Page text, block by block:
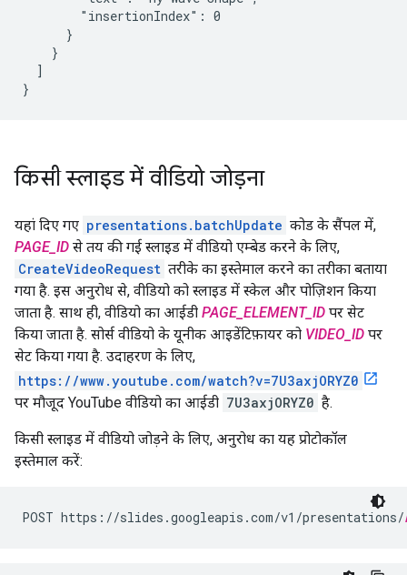
        "insertionIndex": 0
      }
    }
  ]
}
किसी स्लाइड में वीडियो जोड़ना
यहां दिए गए presentations.batchUpdate कोड के सैंपल में,
PAGE_ID से तय की गई स्लाइड में वीडियो एम्बेड करने के लिए,
CreateVideoRequest तरीके का इस्तेमाल करने का तरीका बताया
गया है. इस अनुरोध से, वीडियो को स्लाइड में स्केल और पोज़िशन किया
जाता है. साथ ही, वीडियो का आईडी PAGE_ELEMENT_ID पर सेट
किया जाता है. सोर्स वीडियो के यूनीक आइडेंटिफ़ायर को VIDEO_ID पर
सेट किया गया है. उदाहरण के लिए,
https://www.youtube.com/watch?v=7U3axjORYZ0
पर मौजूद YouTube वीडियो का आईडी 7U3axjORYZ0 है.
किसी स्लाइड में वीडियो जोड़ने के लिए, अनुरोध का यह प्रोटोकॉल
इस्तेमाल करें:
POST https://slides.googleapis.com/v1/presentations/